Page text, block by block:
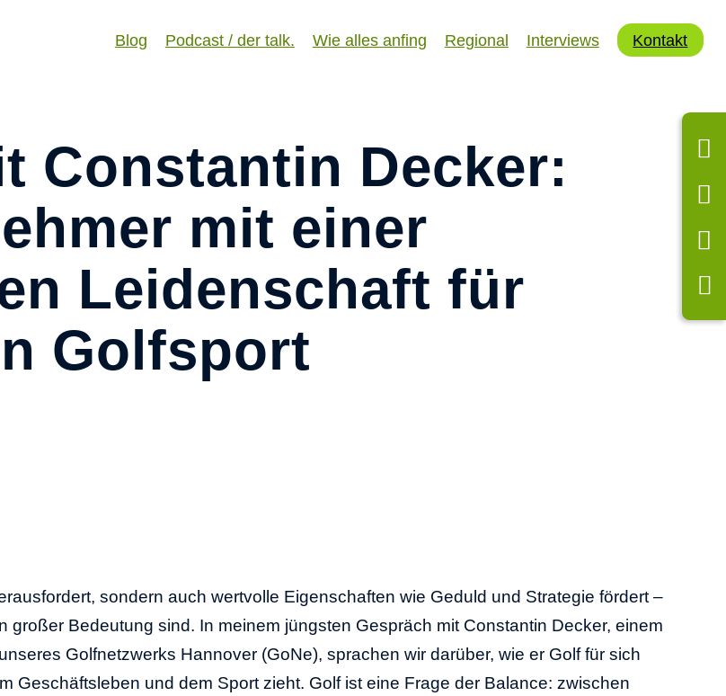
Blog Podcast / der talk. Wie alles anfing Regional Interviews Kontakt
Decker im Portrait
Constantin Decker:
mit einer
Leidenschaft für
Golfsport
sondern auch wertvolle Eigenschaften wie Geduld und Strategie fördert –
Bedeutung sind. In meinem jüngsten Gespräch mit Constantin Decker, einem
Golfnetzwerks Hannover (GoNe), sprachen wir darüber, wie er Golf für sich
Geschäftsleben und dem Sport zieht. Golf ist eine Frage der Balance: zwischen